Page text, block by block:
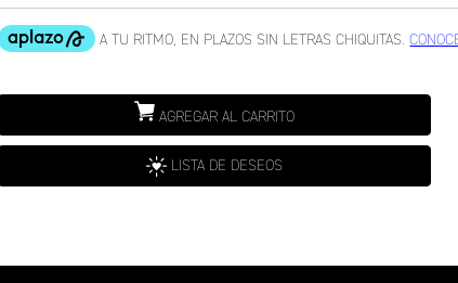
AGREGAR AL CARRITO
LISTA DE DESEOS